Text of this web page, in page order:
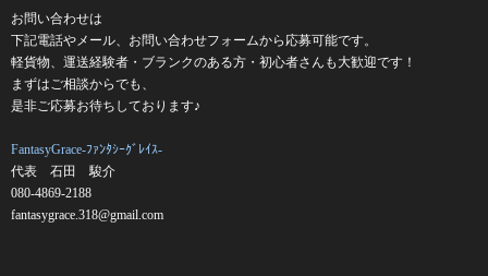
お問い合わせは
下記電話やメール、お問い合わせフォームから応募可能です。
軽貨物、運送経験者・ブランクのある方・初心者さんも大歓迎です！
まずはご相談からでも、
是非ご応募お待ちしております♪
FantasyGrace-ﾌｧﾝﾀｼｰｸﾞﾚｲｽ-
代表 石田 駿介
080-4869-2188
fantasygrace.318@gmail.com